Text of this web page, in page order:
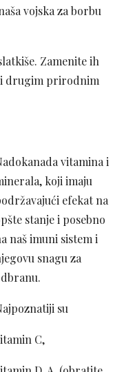
vojska za borbu
Zamenite ih
i drugim prirodnim
vitamina i
koji imaju
efekat na
stanje i posebno
naš imuni sistem i
snagu za
su
C,